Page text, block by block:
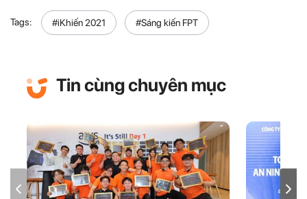
Tags: #iKhiến 2021 #Sáng kiến FPT
Tin cùng chuyên mục